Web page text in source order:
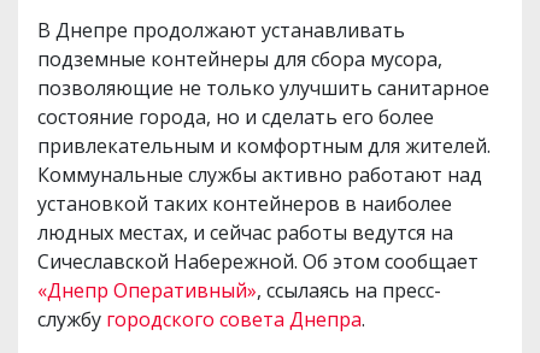
В Днепре продолжают устанавливать
подземные контейнеры для сбора мусора,
позволяющие не только улучшить санитарное
состояние города, но и сделать его более
привлекательным и комфортным для жителей.
Коммунальные службы активно работают над
установкой таких контейнеров в наиболее
людных местах, и сейчас работы ведутся на
Сичеславской Набережной. Об этом сообщает
«Днепр Оперативный», ссылаясь на пресс-
службу городского совета Днепра.